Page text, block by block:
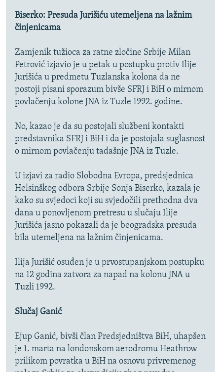
Biserko: Presuda Jurišiću utemeljena na lažnim
činjenicama
Zamjenik tužioca za ratne zločine Srbije Milan
Petrović izjavio je u petak u postupku protiv Ilije
Jurišića u predmetu Tuzlanska kolona da ne
postoji pisani sporazum bivše SFRJ i BiH o mirnom
povlačenju kolone JNA iz Tuzle 1992. godine.
No, kazao je da su postojali službeni kontakti
predstavnika SFRJ i BiH i da je postojala suglasnost
o mirnom povlačenju tadašnje JNA iz Tuzle.
U izjavi za radio Slobodna Evropa, predsjednica
Helsinškog odbora Srbije Sonja Biserko, kazala je
kako su svjedoci koji su svjedočili prethodna dva
dana u ponovljenom pretresu u slučaju Ilije
Jurišića jasno pokazali da je beogradska presuda
bila utemeljena na lažnim činjenicama.
Ilija Jurišić osuđen je u prvostupanjskom postupku
na 12 godina zatvora za napad na kolonu JNA u
Tuzli 1992.
Slučaj Ganić
Ejup Ganić, bivši član Predsjedništva BiH, uhapšen
je 1. marta na londonskom aerodromu Heathrow
prilikom povratka u BiH na osnovu privremenog